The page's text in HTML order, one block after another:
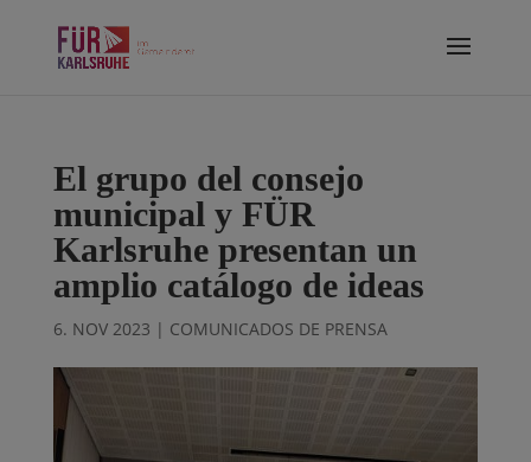
El grupo del consejo
municipal y FÜR
Karlsruhe presentan un
amplio catálogo de ideas
6. NOV 2023 | COMUNICADOS DE PRENSA